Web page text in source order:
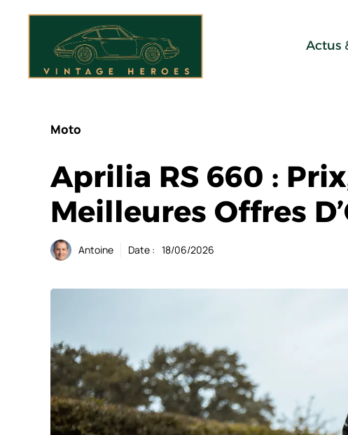
Actus
Moto
Aprilia RS 660 :
Meilleures Offres
Antoine Date : 18/06/2026